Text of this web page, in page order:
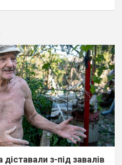
діставали з-під завалів